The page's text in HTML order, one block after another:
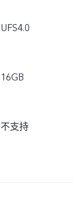
UFS4.0
16GB
不支持